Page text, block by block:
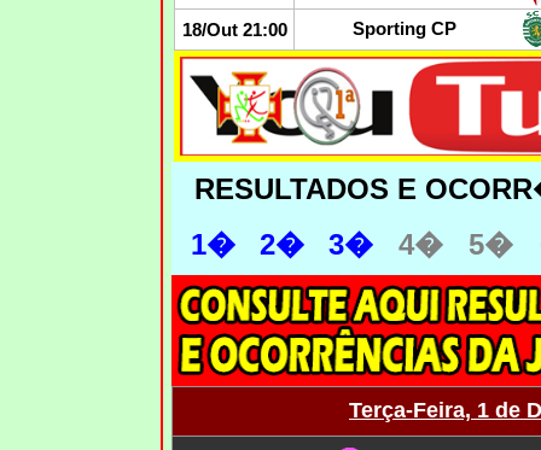
18/Out 21:00 Sporting CP
RESULTADOS E
1�
2� 3� 4� 5�
Terça-Feira, 1 de